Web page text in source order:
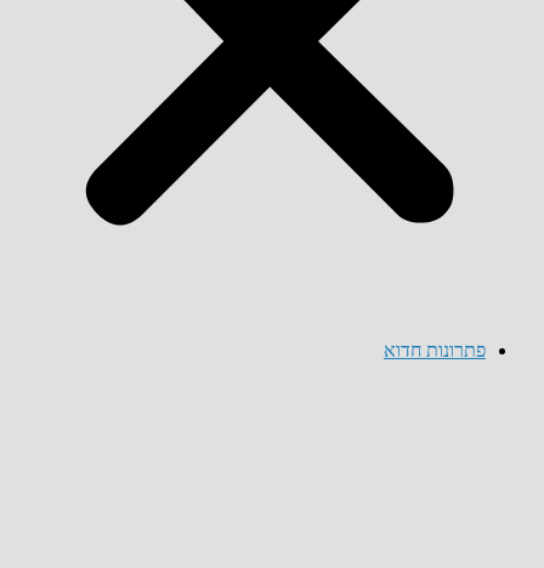
פתרונות חדוא